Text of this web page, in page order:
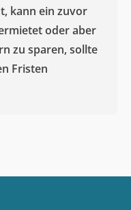
kann ein zuvor
oder aber
zu sparen, sollte
Fristen